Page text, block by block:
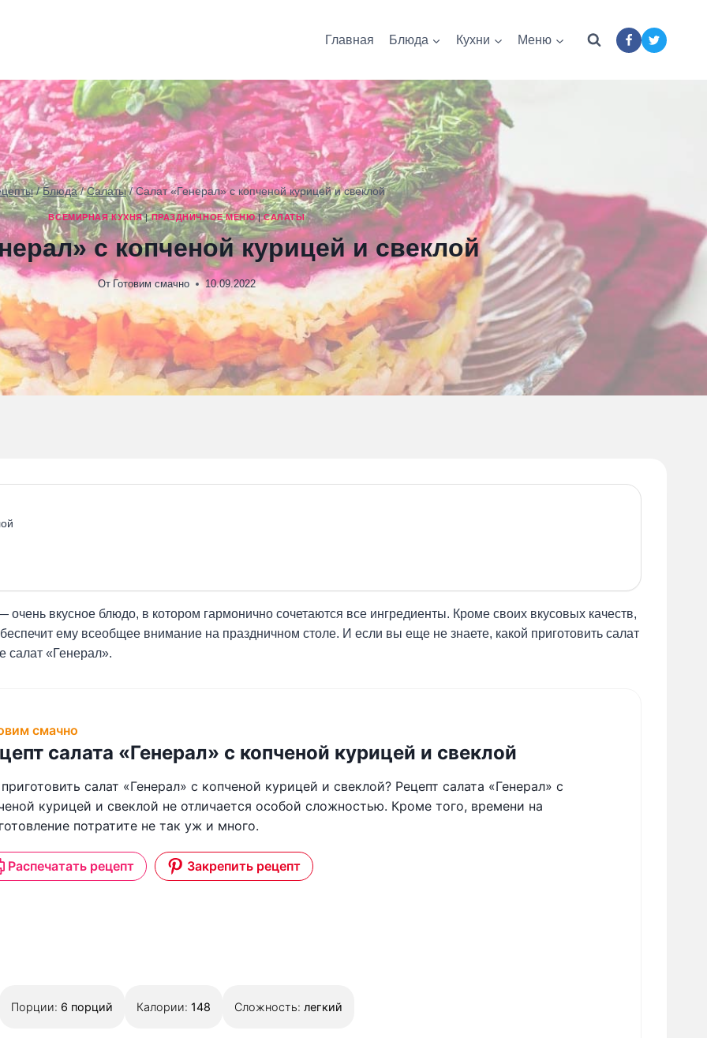
Главная Блюда Кухни Меню
/ Блюда / Салаты / Салат «Генерал» с копченой курицей и свеклой
ВСЕМИРНАЯ КУХНЯ|ПРАЗДНИЧНОЕ МЕНЮ|САЛАТЫ
с копченой курицей и свеклой
От Готовим смачно 10.09.2022
вкусное блюдо, в котором гармонично сочетаются все ингредиенты. Кроме своих вкусовых качеств,
ему всеобщее внимание на праздничном столе. И если вы еще не знаете, какой приготовить салат
салат «Генерал».
смачно
салата «Генерал» с копченой курицей и свеклой
салат «Генерал» с копченой курицей и свеклой? Рецепт салата «Генерал» с
курицей и свеклой не отличается особой сложностью. Кроме того, времени на
потратите не так уж и много.
Распечатать рецепт Закрепить рецепт
Порции: 6 порций Калории: 148 Сложность: легкий